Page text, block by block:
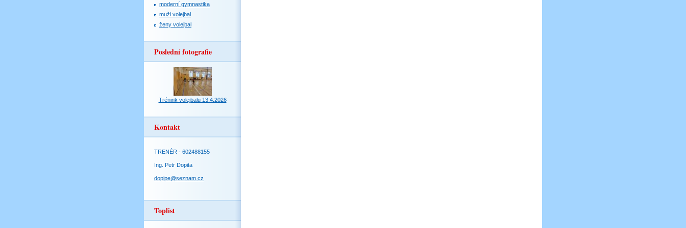
moderní gymnastika
muži volejbal
ženy volejbal
Poslední fotografie
Trénink volejbalu 13.4.2026
Kontakt
TRENÉR - 602488155
Ing. Petr Dopita
dopipe@seznam.cz
Toplist